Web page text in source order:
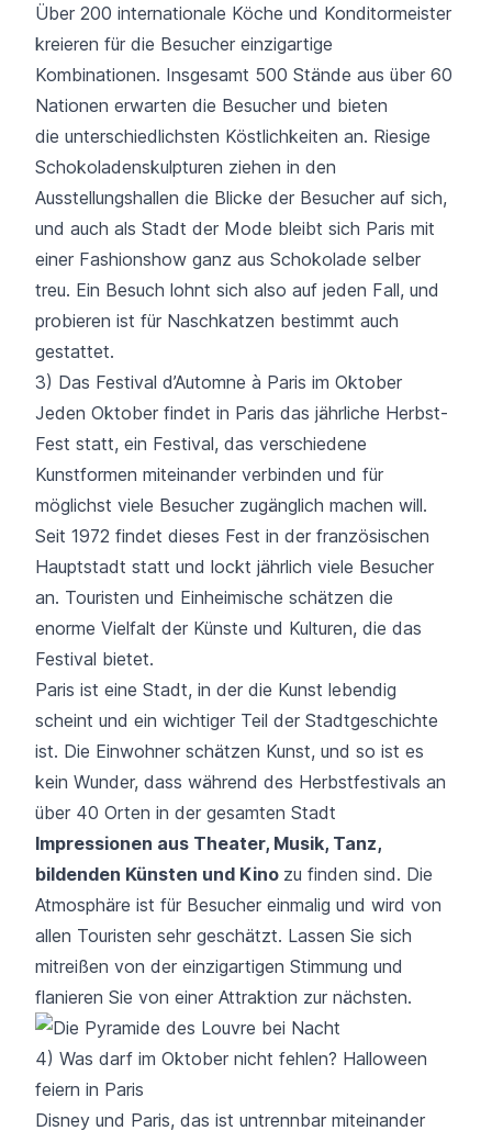
Über 200 internationale Köche und Konditormeister
kreieren für die Besucher einzigartige
Kombinationen. Insgesamt 500 Stände aus über 60
Nationen erwarten die Besucher und bieten
die unterschiedlichsten Köstlichkeiten an. Riesige
Schokoladenskulpturen ziehen in den
Ausstellungshallen die Blicke der Besucher auf sich,
und auch als Stadt der Mode bleibt sich Paris mit
einer Fashionshow ganz aus Schokolade selber
treu. Ein Besuch lohnt sich also auf jeden Fall, und
probieren ist für Naschkatzen bestimmt auch
gestattet.
3) Das Festival d’Automne à Paris im Oktober
Jeden Oktober findet in Paris das jährliche Herbst-
Fest statt, ein Festival, das verschiedene
Kunstformen miteinander verbinden und für
möglichst viele Besucher zugänglich machen will.
Seit 1972 findet dieses Fest in der französischen
Hauptstadt statt und lockt jährlich viele Besucher
an. Touristen und Einheimische schätzen die
enorme Vielfalt der Künste und Kulturen, die das
Festival bietet.
Paris ist eine Stadt, in der die Kunst lebendig
scheint und ein wichtiger Teil der Stadtgeschichte
ist. Die Einwohner schätzen Kunst, und so ist es
kein Wunder, dass während des Herbstfestivals an
über 40 Orten in der gesamten Stadt
Impressionen aus Theater, Musik, Tanz,
bildenden Künsten und Kino zu finden sind. Die
Atmosphäre ist für Besucher einmalig und wird von
allen Touristen sehr geschätzt. Lassen Sie sich
mitreißen von der einzigartigen Stimmung und
flanieren Sie von einer Attraktion zur nächsten.
4) Was darf im Oktober nicht fehlen? Halloween
feiern in Paris
Disney und Paris, das ist untrennbar miteinander